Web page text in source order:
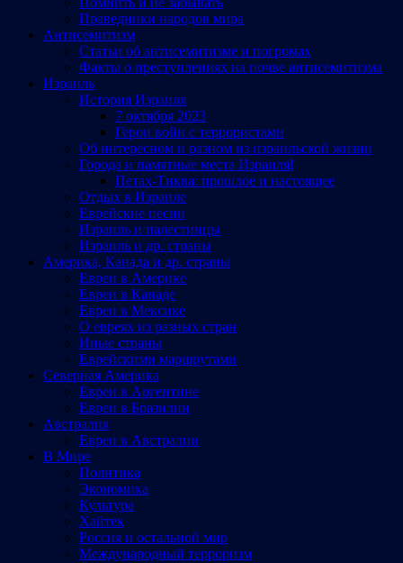
Праведники народов мира
Антисемитизм
Статьи об антисемитизме и погромах
Факты о преступлениях на почве антисемитизма
Израиль
История Израиля
7 октября 2023
Герои войн с террористами
Об интересном и разном из израильской жизни
Города и памятные места Израиляl
Петах-Тиква: прошлое и настоящее
Отдых в Израиле
Еврейские песни
Израиль и палестинцы
Израиль и др. страны
Америка, Канада и др. страны
Евреи в Америке
Евреи в Канаде
Евреи в Мексике
О евреях из разных стран
Иные страны
Еврейскими маршрутами
Северная Америка
Евреи в Аргентине
Евреи в Бразилии
Австралия
Евреи в Австралии
В Мире
Политика
Экономика
Культура
Хайтек
Россия и остальной мир
Международный терроризм